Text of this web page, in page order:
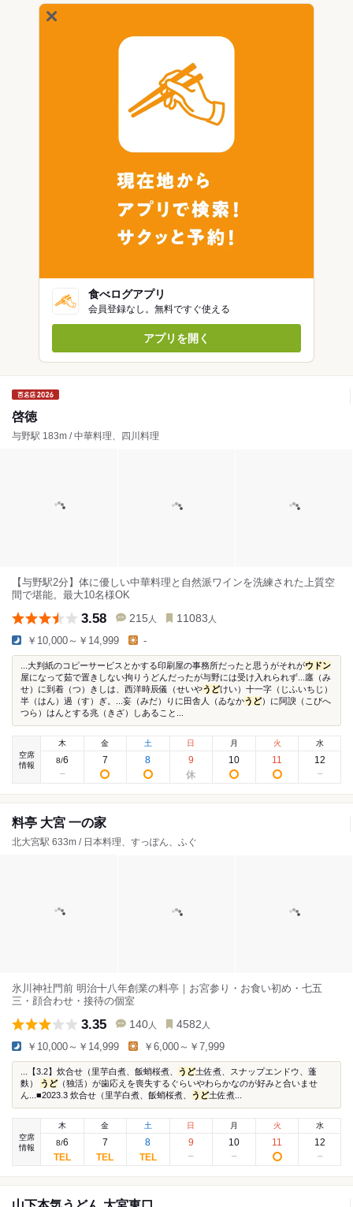
食べログアプリ
会員登録なし。無料ですぐ使える
アプリを開く
啓徳
与野駅 183m / 中華料理、四川料理
【与野駅2分】体に優しい中華料理と自然派ワインを洗練された上質空
間で堪能。最大10名様OK
3.58 215 人 11083 人
￥10,000～￥14,999 -
...大判紙のコピーサービスとかする印刷屋の事務所だったと思うがそれがウドン
屋になって茹で置きしない拘りうどんだったが与野には受け入れられず...廛（み
せ）に到着（つ）きしは、西洋時辰儀（せいやうどけい）十一字（じふいちじ）
半（はん）過（す）ぎ。...妄（みだ）りに田舎人（ゐなかうど）に阿諛（こびへ
つら）はんとする兆（きざ）しあること...
空席
情報
木
8/6
金
7
土
8
日
9
月
10
火
11
水
12
料亭 大宮 一の家
北大宮駅 633m / 日本料理、すっぽん、ふぐ
氷川神社門前 明治十八年創業の料亭｜お宮参り・お食い初め・七五
三・顔合わせ・接待の個室
3.35 140 人 4582 人
￥10,000～￥14,999 ￥6,000～￥7,999
...【3.2】炊合せ（里芋白煮、飯蛸桜煮、 うど土佐煮、スナップエンドウ、蓬
麩） うど（独活）が歯応えを喪失するぐらいやわらかなのが好みと合いませ
ん...■2023.3 炊合せ（里芋白煮、飯蛸桜煮、 うど土佐煮...
空席
情報
木
8/6
金
7
土
8
日
9
月
10
火
11
水
12